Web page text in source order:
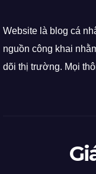
Website là blog cá
nguồn công khai
dõi thị trường. Mọi